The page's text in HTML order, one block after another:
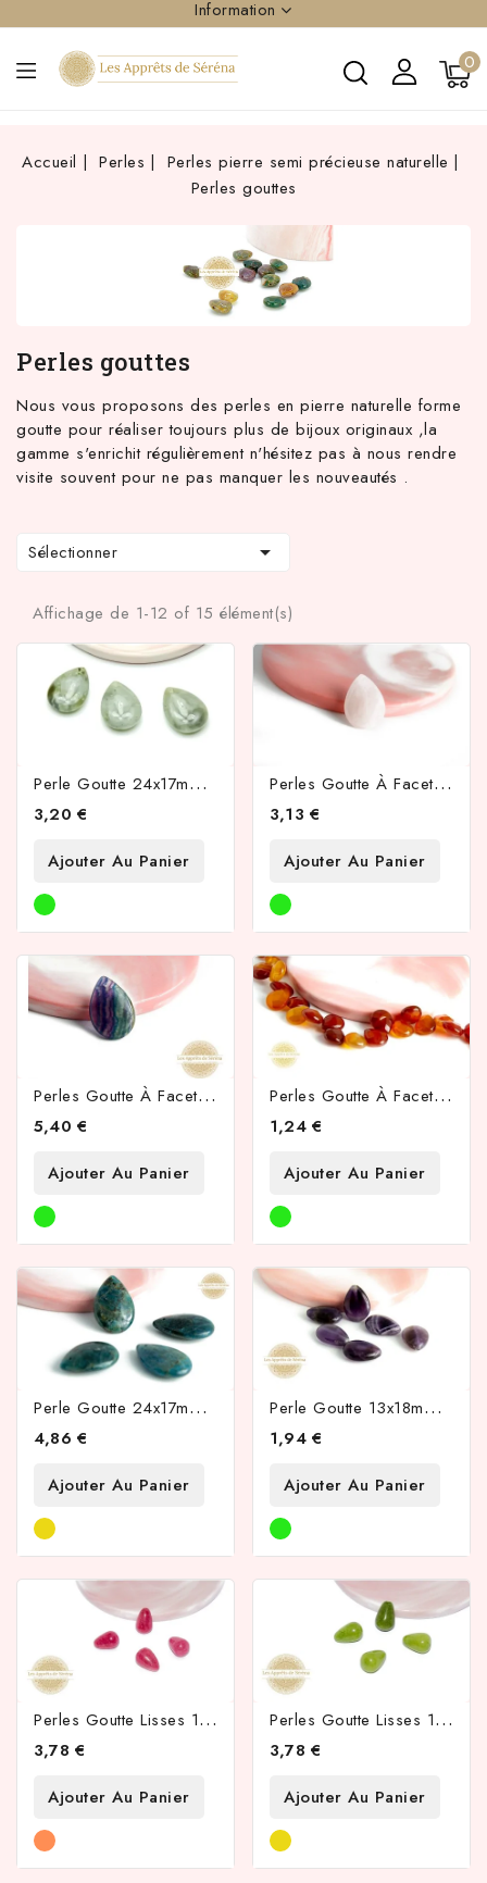
Information
0
Accueil Perles
Perles pierre semi précieuse naturelle
Perles gouttes
Perles gouttes
Nous vous proposons des perles en pierre naturelle forme
goutte pour réaliser toujours plus de bijoux originaux ,la
gamme s'enrichit régulièrement n'hésitez pas à nous rendre
visite souvent pour ne pas manquer les nouveautés .
Sélectionner 
Affichage de 1-12 of 15 élément(s)
P
Erle Goutte 24x17mm En Labradorite Naturelle
3,20 €
Ajouter Au Panier
P
Erles Goutte À Facettes 24x17mm En Quartz Rose
3,13 €
Ajouter Au Panier
P
Erles Goutte À Facettes 24x17mm En Fluorite
5,40 €
Ajouter Au Panier
P
Erles Goutte À Facettes 12x9mm En Cornaline
1,24 €
Ajouter Au Panier
P
Erle Goutte 24x17mm En Apatite Naturelle
4,86 €
Ajouter Au Panier
P
Erle Goutte 13x18mm En Améthyste Naturelle
1,94 €
Ajouter Au Panier
P
Erles Goutte Lisses 15x10mm En Jade Teintée Rose
3,78 €
Ajouter Au Panier
P
Erles Goutte Lisses 15x10mm En Jade Teintée Vert Tilleul
3,78 €
Ajouter Au Panier